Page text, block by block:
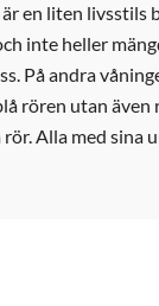
en liten
inte heller
På andra
rören utan
Alla med sina